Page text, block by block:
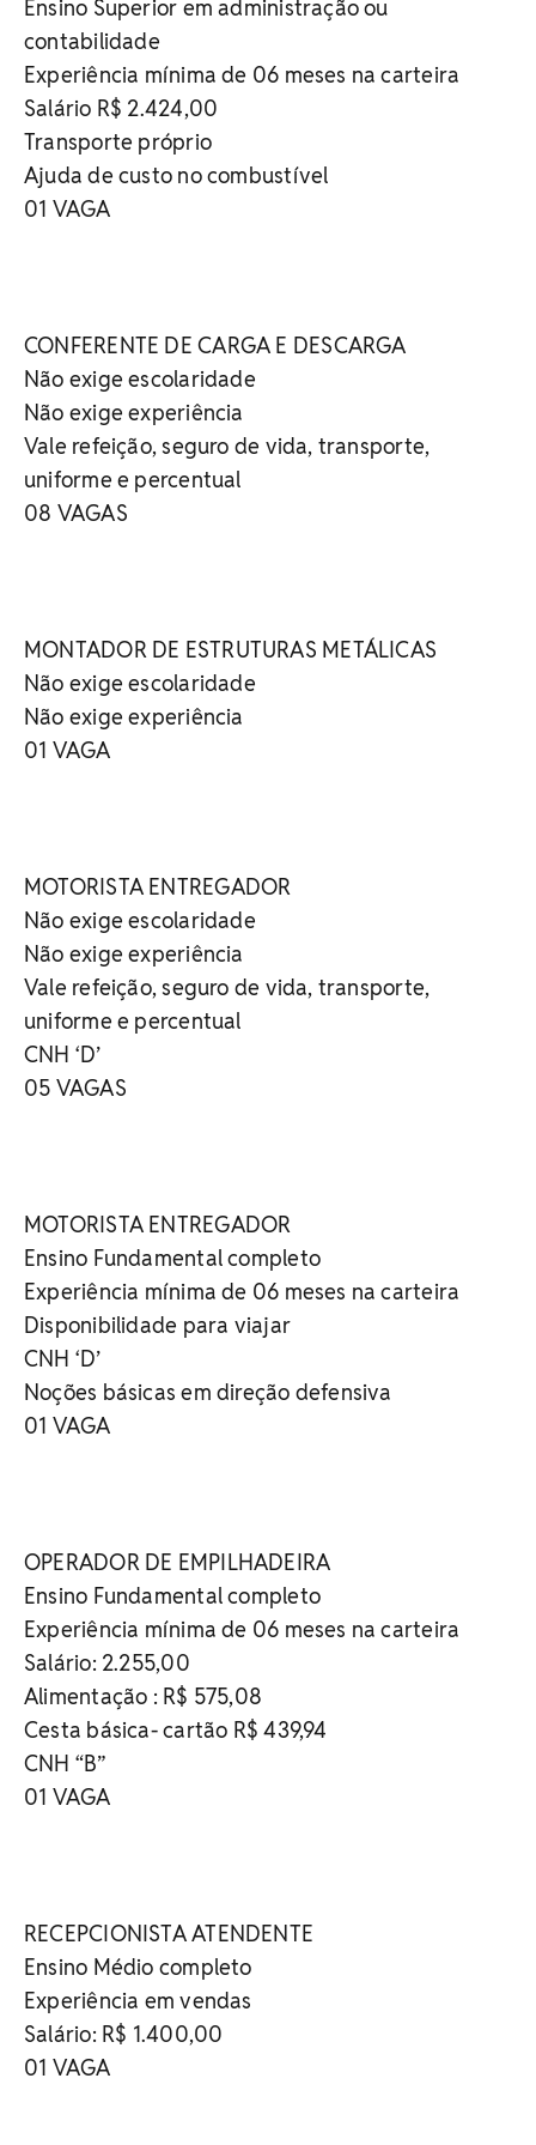
Ensino Superior em administração ou
contabilidade
Experiência mínima de 06 meses na carteira
Salário R$ 2.424,00
Transporte próprio
Ajuda de custo no combustível
01 VAGA
CONFERENTE DE CARGA E DESCARGA
Não exige escolaridade
Não exige experiência
Vale refeição, seguro de vida, transporte,
uniforme e percentual
08 VAGAS
MONTADOR DE ESTRUTURAS METÁLICAS
Não exige escolaridade
Não exige experiência
01 VAGA
MOTORISTA ENTREGADOR
Não exige escolaridade
Não exige experiência
Vale refeição, seguro de vida, transporte,
uniforme e percentual
CNH ‘D’
05 VAGAS
MOTORISTA ENTREGADOR
Ensino Fundamental completo
Experiência mínima de 06 meses na carteira
Disponibilidade para viajar
CNH ‘D’
Noções básicas em direção defensiva
01 VAGA
OPERADOR DE EMPILHADEIRA
Ensino Fundamental completo
Experiência mínima de 06 meses na carteira
Salário: 2.255,00
Alimentação : R$ 575,08
Cesta básica- cartão R$ 439,94
CNH “B”
01 VAGA
RECEPCIONISTA ATENDENTE
Ensino Médio completo
Experiência em vendas
Salário: R$ 1.400,00
01 VAGA